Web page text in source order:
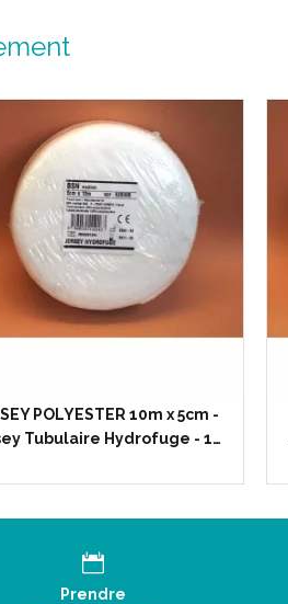
POLYESTER 10m x 5cm -
Tubulaire Hydrofuge - 1…
Prendre